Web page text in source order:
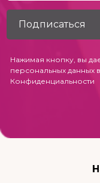
Нажимая кнопку, вы
персональных данных
Конфиденциальности